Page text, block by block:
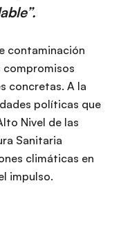
contaminación
compromisos
concretas. A la
políticas que
Nivel de las
Sanitaria
climáticas en
impulso.